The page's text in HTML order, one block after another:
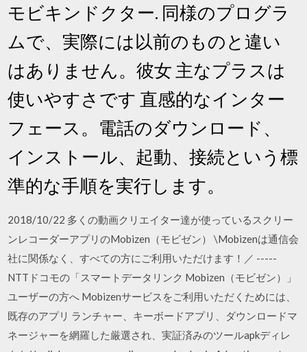
モビキンドクター. 同様のプログラ
ムで、実際には以前のものと違い
はありません。彼女 主なプラスは
使いやすさです 直感的なインター
フェース。電話のダウンロード、
インストール、起動、接続という標
準的な手順を実行します。
2018/10/22 多くの動画クリエイター達が使っているスクリー
ンレコーダーアプリのMobizen（モビゼン） \Mobizenは通信会
社に関係なく、すべての方にご利用いただけます！／ -----
NTTドコモの「スマートデータリンク Mobizen（モビゼン）」
ユーザーの方へ Mobizenサービスをご利用いただくためには、
既存のアプリ ランチャー、キーボードアプリ、ダウンロードマ
ネージャーを網羅した厳選され、実証済みのツールapkディレ